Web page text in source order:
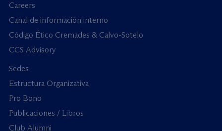
Careers
Canal de información interno
Código Ético Cremades & Calvo-Sotelo
CCS Advisory
Sedes
Estructura Organizativa
Pro Bono
Publicaciones / Libros
Club Alumni